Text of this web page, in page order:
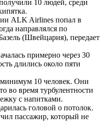
10 людей, среди
ALK Airlines попал в
направлялся по
(Швейцария), передает
примерно через 30
длились около пяти
минимум 10 человек. Они
во время турбулентности
с напитками.
головой о потолок.
пассажир, который не